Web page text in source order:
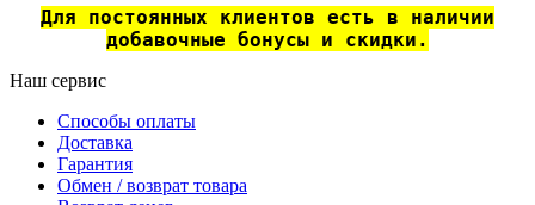
Для постоянных клиентов есть в наличии
добавочные бонусы и скидки.
Наш сервис
Способы оплаты
Доставка
Гарантия
Обмен / возврат товара